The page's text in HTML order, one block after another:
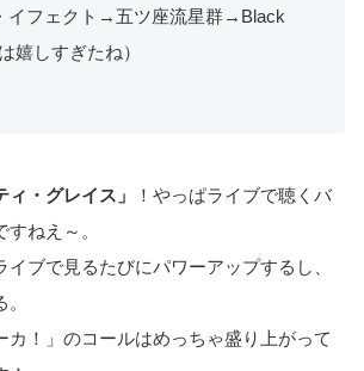
イフェクト→五ツ座流星群→Black
嬉しすぎたね）
ィ・グレイス」
！やっぱライブで聴くバ
ねえ～。
ブで見るたびにパワーアップするし、
カ！」のコールはめっちゃ盛り上がって